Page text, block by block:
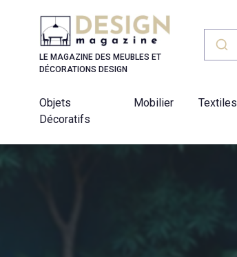
LE MAGAZINE DES MEUBLES ET
DÉCORATIONS DESIGN
Objets
Décoratifs
Mobilier Textiles